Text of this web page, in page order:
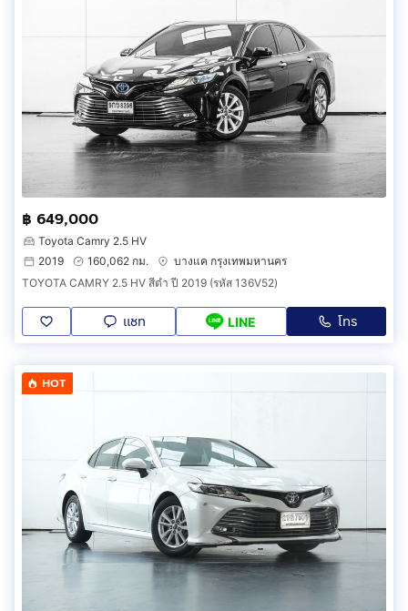
฿ 649,000
Toyota Camry 2.5 HV
2019
160,062 กม.
บางแค กรุงเทพมหานคร
TOYOTA CAMRY 2.5 HV สีดำ ปี 2019 (รหัส 136V52)
แชท LINE โทร
HOT